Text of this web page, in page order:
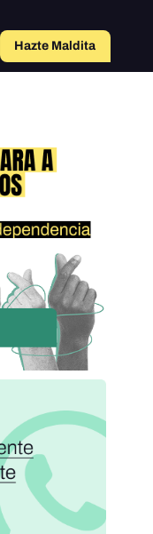
Hazte Maldito